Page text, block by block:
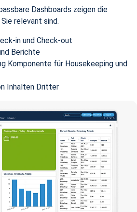
Dashboards zeigen die
relevant sind.
in und Check-out
Berichte
Komponente für Housekeeping und
Inhalten Dritter